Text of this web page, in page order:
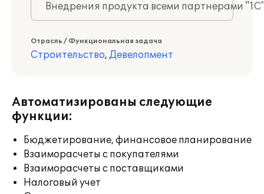
Внедрения продукта всеми партнерами
Отрасль / Функциональная задача
Строительство, Девелопмент
Автоматизированы следующие
функции:
Бюджетирование, финансовое планирование
Взаиморасчеты с покупателями
Взаиморасчеты с поставщиками
Налоговый учет